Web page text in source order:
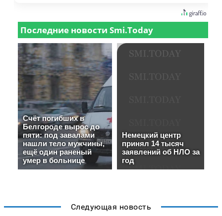
Следующая новость